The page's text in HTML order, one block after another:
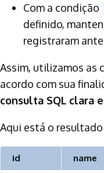
Com a condição
definido,
registraram
Assim, utilizamos as
acordo com sua
consulta SQL clara
Aqui está o
id name